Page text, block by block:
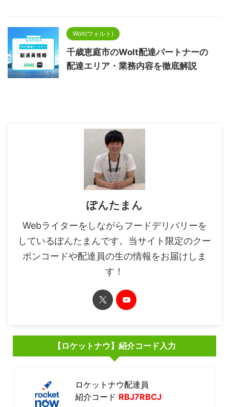
Wolt(ウォルト)
千歳恵庭市のWolt配達パートナーの
配達エリア・業務内容を徹底解説
ぽんたまん
Webライターをしながらフードデリバリーを
しているぽんたまんです。当サイト限定のクー
ポンコードや配達員の生の情報をお届けしま
す！
【ロケットナウ】紹介コード入力
ロケットナウ配達員
紹介コード RBJ7RBCJ